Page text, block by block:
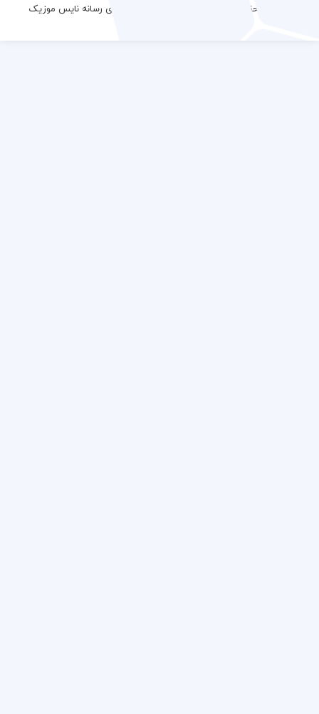
کلیه حقوق مادی و معنوی این وب سایت برای رسانه نایس موزیک